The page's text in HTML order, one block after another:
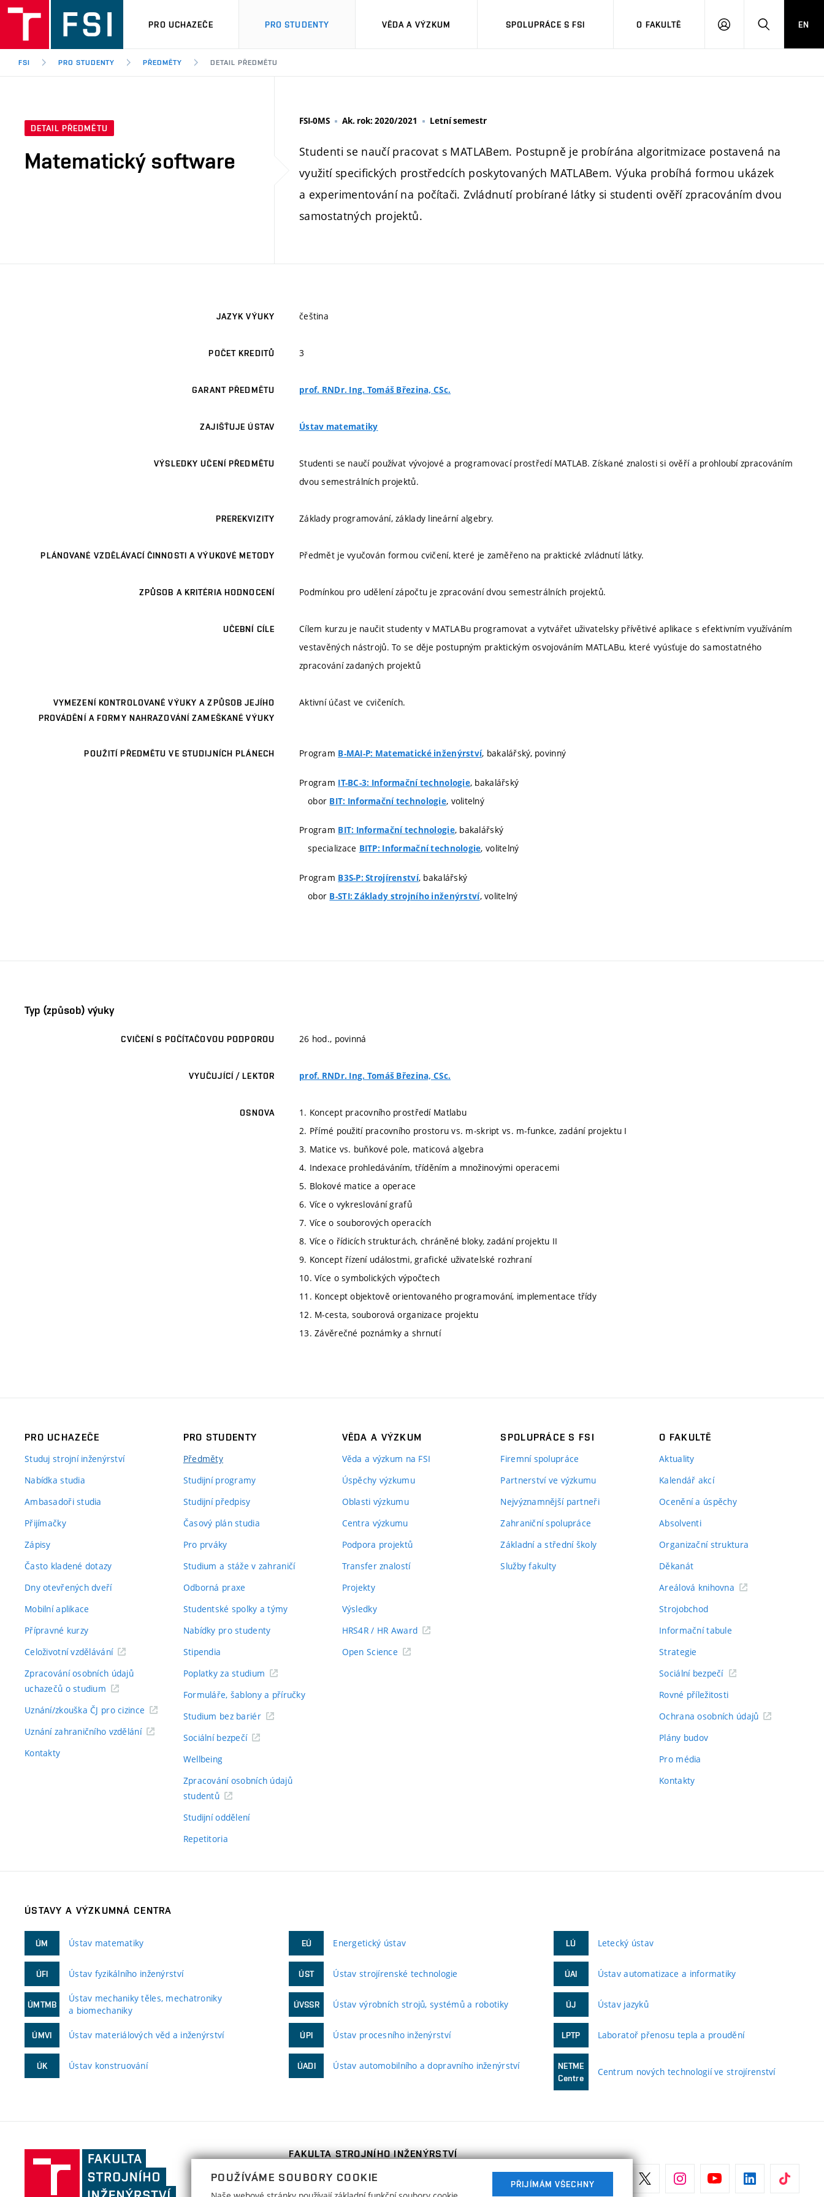
PRO UCHAZEČE PRO STUDENTY VĚDA A VÝZKUM SPOLUPRÁCE S FSI O FAKULTĚ
PŘIHLÁŠENÍHLEDAT
EN
FSI PRO STUDENTY PŘEDMĚTY DETAIL PŘEDMĚTU
DETAIL PŘEDMĚTU
Matematický software
FSI-0MS Ak. rok: 2020/2021 Letní semestr
Studenti se naučí pracovat s MATLABem. Postupně je probírána algoritmizace postavená na
využití specifických prostředcích poskytovaných MATLABem. Výuka probíhá formou ukázek
a experimentování na počítači. Zvládnutí probírané látky si studenti ověří zpracováním dvou
samostatných projektů.
JAZYK VÝUKY čeština
POČET KREDITŮ 3
GARANT PŘEDMĚTU prof. RNDr. Ing. Tomáš Březina, CSc.
ZAJIŠŤUJE ÚSTAV Ústav matematiky
VÝSLEDKY UČENÍ PŘEDMĚTU
Studenti se naučí používat vývojové a programovací prostředí MATLAB. Získané znalosti si ověří a prohloubí zpracováním
dvou semestrálních projektů.
PREREKVIZITY Základy programování, základy lineární algebry.
PLÁNOVANÉ VZDĚLÁVACÍ ČINNOSTI A VÝUKOVÉ METODY Předmět je vyučován formou cvičení, které je zaměřeno na praktické zvládnutí látky.
ZPŮSOB A KRITÉRIA HODNOCENÍ Podmínkou pro udělení zápočtu je zpracování dvou semestrálních projektů.
UČEBNÍ CÍLE
Cílem kurzu je naučit studenty v MATLABu programovat a vytvářet uživatelsky přívětivé aplikace s efektivním využíváním
vestavěných nástrojů. To se děje postupným praktickým osvojováním MATLABu, které vyúsťuje do samostatného
zpracování zadaných projektů
VYMEZENÍ KONTROLOVANÉ VÝUKY A ZPŮSOB JEJÍHO
PROVÁDĚNÍ A FORMY NAHRAZOVÁNÍ ZAMEŠKANÉ VÝUKY
Aktivní účast ve cvičeních.
POUŽITÍ PŘEDMĚTU VE STUDIJNÍCH PLÁNECH Program B-MAI-P: Matematické inženýrství, bakalářský, povinný
Program IT-BC-3: Informační technologie, bakalářský
obor BIT: Informační technologie, volitelný
Program BIT: Informační technologie, bakalářský
specializace BITP: Informační technologie, volitelný
Program B3S-P: Strojírenství, bakalářský
obor B-STI: Základy strojního inženýrství, volitelný
Typ (způsob) výuky
CVIČENÍ S POČÍTAČOVOU PODPOROU 26 hod., povinná
VYUČUJÍCÍ / LEKTOR prof. RNDr. Ing. Tomáš Březina, CSc.
OSNOVA
1. Koncept pracovního prostředí Matlabu
2. Přímé použití pracovního prostoru vs. m-skript vs. m-funkce, zadání projektu I
3. Matice vs. buňkové pole, maticová algebra
4. Indexace prohledáváním, tříděním a množinovými operacemi
5. Blokové matice a operace
6. Více o vykreslování grafů
7. Více o souborových operacích
8. Více o řídicích strukturách, chráněné bloky, zadání projektu II
9. Koncept řízení událostmi, grafické uživatelské rozhraní
10. Více o symbolických výpočtech
11. Koncept objektově orientovaného programování, implementace třídy
12. M-cesta, souborová organizace projektu
13. Závěrečné poznámky a shrnutí
PRO UCHAZEČE
Studuj strojní inženýrství
Nabídka studia
Ambasadoři studia
Přijímačky
Zápisy
Často kladené dotazy
Dny otevřených dveří
Mobilní aplikace
Přípravné kurzy
Celoživotní vzdělávání
Zpracování osobních údajů
uchazečů o studium
Uznání/zkouška ČJ pro cizince
Uznání zahraničního vzdělání
Kontakty
PRO STUDENTY
Předměty
Studijní programy
Studijní předpisy
Časový plán studia
Pro prváky
Studium a stáže v zahraničí
Odborná praxe
Studentské spolky a týmy
Nabídky pro studenty
Stipendia
Poplatky za studium
Formuláře, šablony a příručky
Studium bez bariér
Sociální bezpečí
Wellbeing
Zpracování osobních údajů
studentů
Studijní oddělení
Repetitoria
VĚDA A VÝZKUM
Věda a výzkum na FSI
Úspěchy výzkumu
Oblasti výzkumu
Centra výzkumu
Podpora projektů
Transfer znalostí
Projekty
Výsledky
HRS4R / HR Award
Open Science
SPOLUPRÁCE S FSI
Firemní spolupráce
Partnerství ve výzkumu
Nejvýznamnější partneři
Zahraniční spolupráce
Základní a střední školy
Služby fakulty
O FAKULTĚ
Aktuality
Kalendář akcí
Ocenění a úspěchy
Absolventi
Organizační struktura
Děkanát
Areálová knihovna
Strojobchod
Informační tabule
Strategie
Sociální bezpečí
Rovné příležitosti
Ochrana osobních údajů
Plány budov
Pro média
Kontakty
ÚSTAVY A VÝZKUMNÁ CENTRA
ÚM Ústav matematiky
ÚFI Ústav fyzikálního inženýrství
ÚMTMB
Ústav mechaniky těles, mechatroniky
a biomechaniky
ÚMVI Ústav materiálových věd a inženýrství
ÚK Ústav konstruování
EÚ Energetický ústav
ÚST Ústav strojírenské technologie
ÚVSSR Ústav výrobních strojů, systémů a robotiky
ÚPI Ústav procesního inženýrství
ÚADI Ústav automobilního a dopravního inženýrství
LÚ Letecký ústav
ÚAI Ústav automatizace a informatiky
ÚJ Ústav jazyků
LPTP Laboratoř přenosu tepla a proudění
NETME
Centre
Centrum nových technologií ve strojírenství
Fakulta
inženýrství,
FAKULTA STROJNÍHO INŽENÝRSTVÍ
Technická 2896/2
POUŽÍVÁME SOUBORY COOKIE
PŘIJÍMÁM VŠECHNY